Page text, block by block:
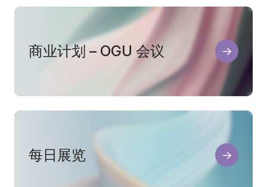
商业计划 – OGU 会议
每日展览